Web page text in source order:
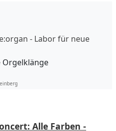
- Labor für neue
Orgelklänge
Alle Farben -